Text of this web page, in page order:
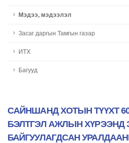
Мэдээ, мэдээлэл
Засаг даргын Тамгын газар
ИТХ
Багууд
САЙНШАНД ХОТЫН ТҮҮХТ
БЭЛТГЭЛ АЖЛЫН ХҮРЭЭНД
БАЙГУУЛАГДСАН